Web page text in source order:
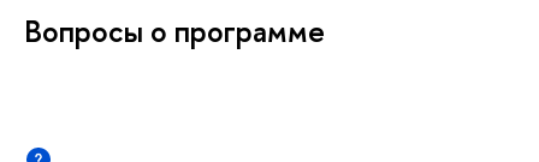
опросы о программе